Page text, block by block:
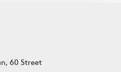
60 Street